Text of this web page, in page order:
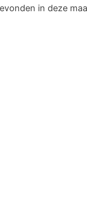
in deze